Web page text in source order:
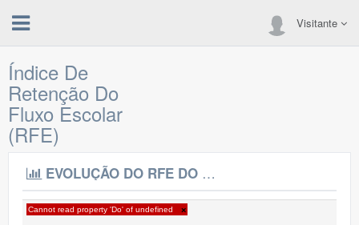
Visitante
Índice De
Retenção Do
Fluxo Escolar
(RFE)
EVOLUÇÃO DO RFE DO IFS
Cannot read property 'Do' of undefined ×